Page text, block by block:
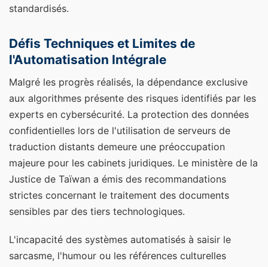
standardisés.
Défis Techniques et Limites de
l'Automatisation Intégrale
Malgré les progrès réalisés, la dépendance exclusive
aux algorithmes présente des risques identifiés par les
experts en cybersécurité. La protection des données
confidentielles lors de l'utilisation de serveurs de
traduction distants demeure une préoccupation
majeure pour les cabinets juridiques. Le ministère de la
Justice de Taïwan a émis des recommandations
strictes concernant le traitement des documents
sensibles par des tiers technologiques.
L'incapacité des systèmes automatisés à saisir le
sarcasme, l'humour ou les références culturelles